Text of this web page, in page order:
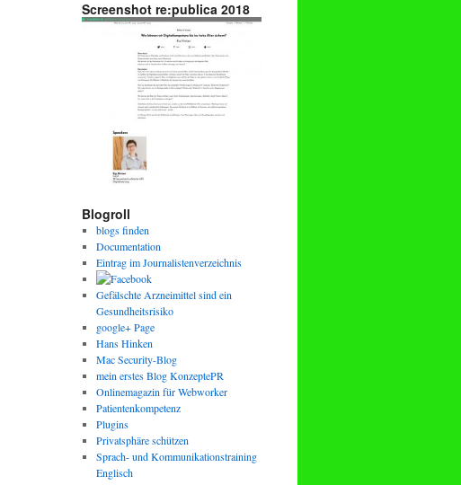
Screenshot re:publica 2018
Blogroll
blogs finden
Documentation
Eintrag im Journalistenverzeichnis
Gefälschte Arzneimittel sind ein
Gesundheitsrisiko
google+ Page
Hans Hinken
Mac Security-Blog
mein erstes Blog KonzeptePR
Onlinemagazin für Webworker
Patientenkompetenz
Plugins
Privatsphäre schützen
Sprach- und Kommunikationstraining
Englisch